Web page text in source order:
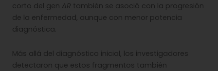
corto del gen AR también se asoció con la progresión
de la enfermedad, aunque con menor potencia
diagnóstica.
Más allá del diagnóstico inicial, los investigadores
detectaron que estos fragmentos también